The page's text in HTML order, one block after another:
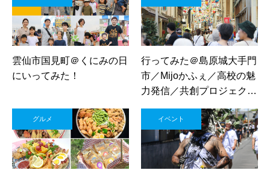
雲仙市国見町＠くにみの日
にいってみた！
行ってみた＠島原城大手門
市／Mijoかふぇ／高校の魅
力発信／共創プロジェクト
祭り
グルメ イベント